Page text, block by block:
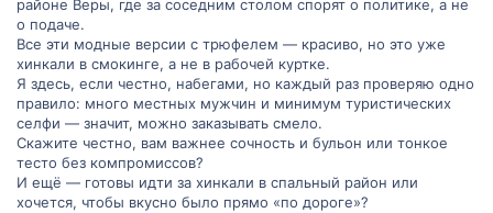
районе Веры, где за соседним столом спорят о политике, а не
о подаче.
Все эти модные версии с трюфелем — красиво, но это уже
хинкали в смокинге, а не в рабочей куртке.
Я здесь, если честно, набегами, но каждый раз проверяю одно
правило: много местных мужчин и минимум туристических
селфи — значит, можно заказывать смело.
Скажите честно, вам важнее сочность и бульон или тонкое
тесто без компромиссов?
И ещё — готовы идти за хинкали в спальный район или
хочется, чтобы вкусно было прямо «по дороге»?